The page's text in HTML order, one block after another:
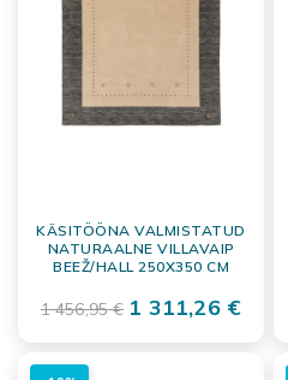
KÄSITÖÖNA VALMISTATUD
NATURAALNE VILLAVAIP
BEEŽ/HALL 250X350 CM
1 456,95 € 1 311,26 €